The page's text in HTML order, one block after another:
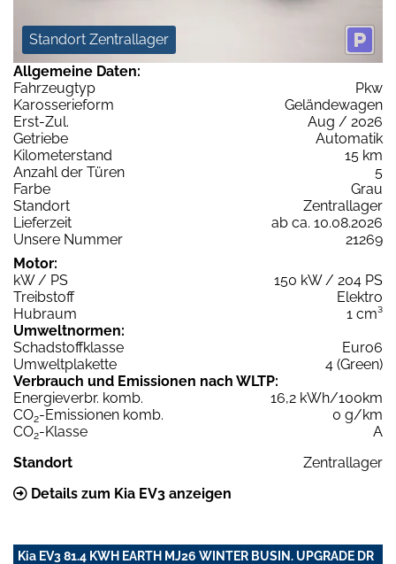
Standort Zentrallager
Allgemeine Daten:
Fahrzeugtyp
Pkw
Karosserieform
Geländewagen
Erst-Zul.
Aug / 2026
Getriebe
Automatik
Kilometerstand
15 km
Anzahl der Türen
5
Farbe
Grau
Standort
Zentrallager
Lieferzeit
ab ca. 10.08.2026
Unsere Nummer
21269
Motor:
kW / PS
150 kW / 204 PS
Treibstoff
Elektro
Hubraum
1 cm³
Umweltnormen:
Schadstoffklasse
Euro6
Umweltplakette
4 (Green)
Verbrauch und Emissionen nach WLTP:
Energieverbr. komb.
16,2 kWh/100km
CO2-Emissionen komb.
0 g/km
CO2-Klasse
A
Standort
Zentrallager
Details zum Kia EV3 anzeigen
Kia EV3 81.4 KWH EARTH MJ26 WINTER BUSIN. UPGRADE DR